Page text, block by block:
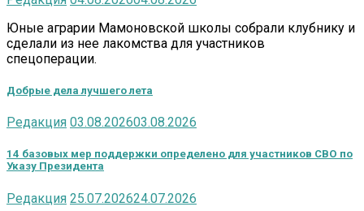
Юные аграрии Мамоновской школы собрали клубнику и
сделали из нее лакомства для участников
спецоперации.
Добрые дела лучшего лета
Редакция 03.08.202603.08.2026
14 базовых мер поддержки определено для участников СВО по
Указу Президента
Редакция 25.07.202624.07.2026